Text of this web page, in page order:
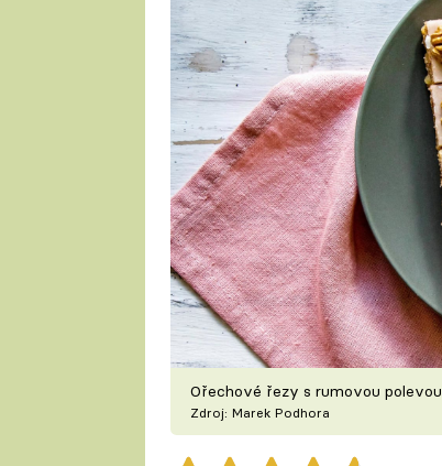
Ořechové řezy s rumovou polevou
Zdroj: Marek Podhora